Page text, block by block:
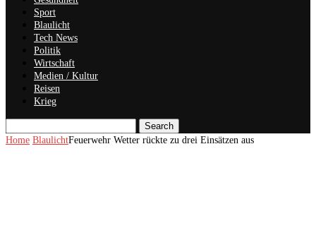
Sport
Blaulicht
Tech News
Politik
Wirtschaft
Medien / Kultur
Reisen
Krieg
Search
Home BlaulichtFeuerwehr Wetter rückte zu drei Einsätzen aus